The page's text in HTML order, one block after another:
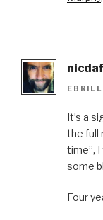
It’s a
the full
time”,
some
Four